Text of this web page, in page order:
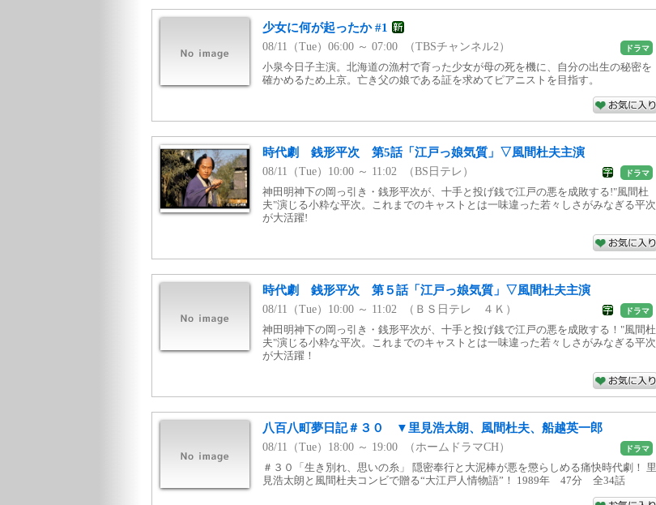
少女に何が起ったか #1
08/11（Tue）06:00 ～ 07:00 （TBSチャンネル2） ドラマ
小泉今日子主演。北海道の漁村で育った少女が母の死を機に、自分の出生の秘密を
確かめるため上京。亡き父の娘である証を求めてピアニストを目指す。
時代劇 銭形平次 第5話「江戸っ娘気質」▽風間杜夫主演
08/11（Tue）10:00 ～ 11:02 （BS日テレ） ドラマ
神田明神下の岡っ引き・銭形平次が、十手と投げ銭で江戸の悪を成敗する!"風間杜
夫"演じる小粋な平次。これまでのキャストとは一味違った若々しさがみなぎる平次
が大活躍!
時代劇 銭形平次 第５話「江戸っ娘気質」▽風間杜夫主演
08/11（Tue）10:00 ～ 11:02 （ＢＳ日テレ ４Ｋ） ドラマ
神田明神下の岡っ引き・銭形平次が、十手と投げ銭で江戸の悪を成敗する！"風間杜
夫"演じる小粋な平次。これまでのキャストとは一味違った若々しさがみなぎる平次
が大活躍！
八百八町夢日記＃３０ ▼里見浩太朗、風間杜夫、船越英一郎
08/11（Tue）18:00 ～ 19:00 （ホームドラマCH） ドラマ
＃３０「生き別れ、思いの糸」 隠密奉行と大泥棒が悪を懲らしめる痛快時代劇！ 里
見浩太朗と風間杜夫コンビで贈る“大江戸人情物語”！ 1989年 47分 全34話